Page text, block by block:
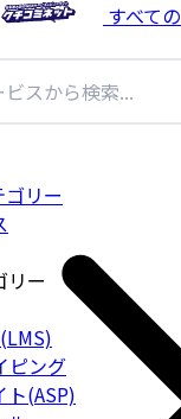
すべて
リー
リー
ピング
ト(ASP)